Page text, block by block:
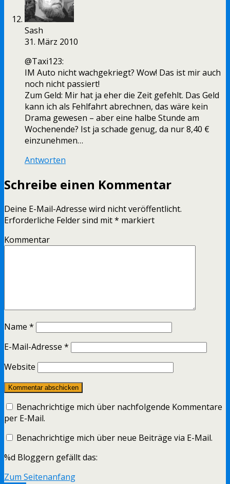
Sash
31. März 2010
@Taxi123:
IM Auto nicht wachgekriegt? Wow! Das ist mir auch
noch nicht passiert!
Zum Geld: Mir hat ja eher die Zeit gefehlt. Das Geld
kann ich als Fehlfahrt abrechnen, das wäre kein
Drama gewesen – aber eine halbe Stunde am
Wochenende? Ist ja schade genug, da nur 8,40 €
einzunehmen…
Antworten
Schreibe einen Kommentar
Deine E-Mail-Adresse wird nicht veröffentlicht.
Erforderliche Felder sind mit* markiert
Kommentar
Name *
E-Mail-Adresse *
Website
Benachrichtige mich über nachfolgende Kommentare
per E-Mail.
Benachrichtige mich über neue Beiträge via E-Mail.
%d Bloggern gefällt das:
Zum Seitenanfang